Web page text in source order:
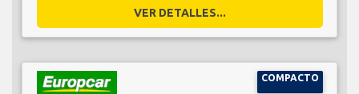
VER DETALLES...
COMPACTO